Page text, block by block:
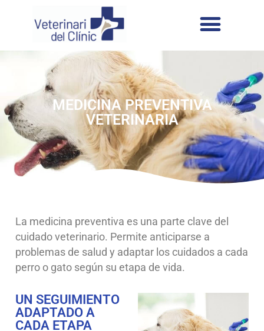
MEDICINA PREVENTIVA
VETERINARIA​
La medicina preventiva es una parte clave del
cuidado veterinario. Permite anticiparse a
problemas de salud y adaptar los cuidados a cada
perro o gato según su etapa de vida.
UN SEGUIMIENTO
ADAPTADO A
CADA ETAPA